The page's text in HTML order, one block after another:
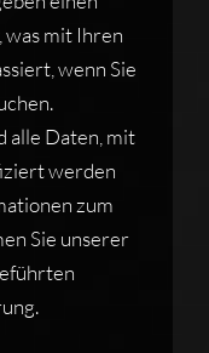
was mit Ihren
wenn Sie
alle Daten, mit
werden
zum
Sie unserer